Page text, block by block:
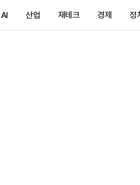
AI 산업 재테크 경제 정